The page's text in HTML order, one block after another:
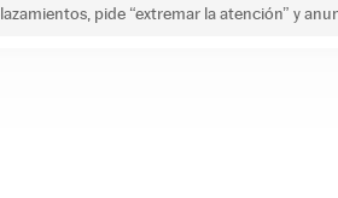
pide “extremar la atención” y